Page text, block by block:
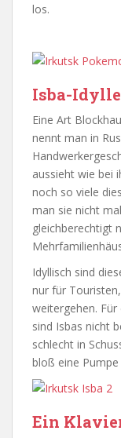
los.
Isba-Idylle
Eine Art
nennt man in
aussieht wie bei
noch so viele
man sie nicht
gleichberechtigt
Idyllisch sind
nur für
weitergehen.
sind Isbas nicht
schlecht in
bloß eine
Ein